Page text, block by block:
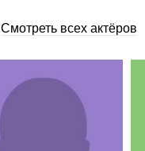
Смотреть всех актёров